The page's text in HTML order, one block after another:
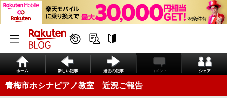
ホーム 新しい記事 過去の記事 コメント シェア
青梅市ホシナピアノ教室 近況ご報告